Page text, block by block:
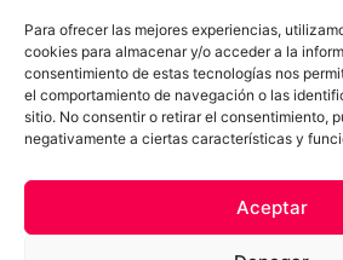
Para ofrecer las mejores experiencias,
cookies para almacenar y/o acceder a la
consentimiento de estas tecnologías nos
el comportamiento de navegación o las
sitio. No consentir o retirar el consentimiento,
negativamente a ciertas características y
Aceptar
Política de cookies
Términos y Condiciones
Aviso